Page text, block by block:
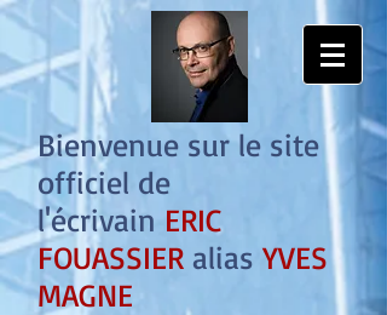
Bienvenue sur le site
officiel de
l'écrivain ERIC
FOUASSIER alias YVES
MAGNE